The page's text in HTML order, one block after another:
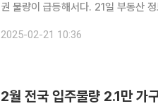
권 물량이 급등해서다. 21일 부동산 정보제공 업체 ‘부동산R114’에 따르면 올 3월 전국 아파트 총
줄었지만, 전월보다는 약 7000가구
2025-02-21 10:36
2월 전국 입주물량 2.1만 가